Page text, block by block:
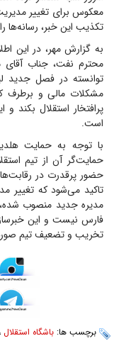
معکوس برای تغییر
تکذیب این خبر،
به گزارش مهر، در این
محترم نفت، جناب آقای
توانسته در فصل جدید
مشکلات مالی و برطرف
پرافتخار استقلال بکند
است.
با توجه به حمایت
حمایت‌گر آن از تیم
حضور پرقدرت در
تاکید می‌شود که تغییر
مدیره جدید منصوب شده،
فارس نیست و این
تخریب و تضعیف تیم
برچسب ها: باشگاه استقلال ،